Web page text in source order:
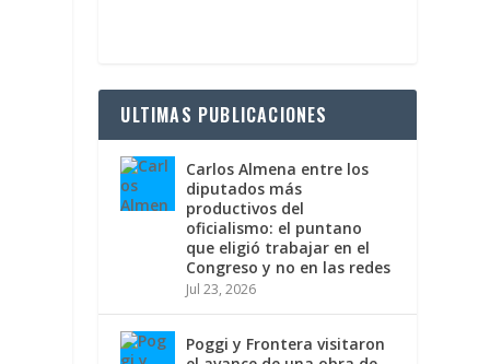
ULTIMAS PUBLICACIONES
Carlos Almena entre los
diputados más
productivos del
oficialismo: el puntano
que eligió trabajar en el
Congreso y no en las redes
Jul 23, 2026
Poggi y Frontera visitaron